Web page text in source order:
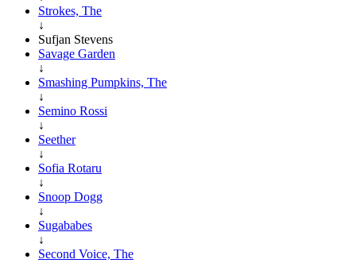
Strokes, The
↓
Sufjan Stevens
Savage Garden
↓
Smashing Pumpkins, The
↓
Semino Rossi
↓
Seether
↓
Sofia Rotaru
↓
Snoop Dogg
↓
Sugababes
↓
Second Voice, The